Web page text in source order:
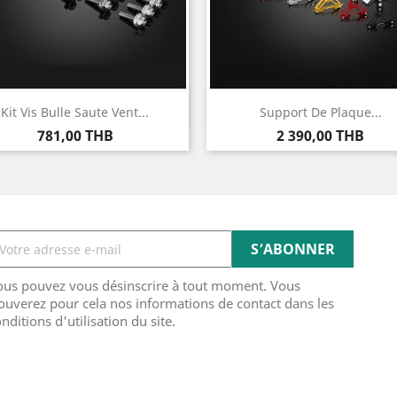
Kit Vis Bulle Saute Vent...
Prix
781,00 THB
 Aperçu rapide Support De Plaque...
Prix
2 390,00 THB
Aperçu rapide
pouvez vous désinscrire à tout moment. Vous
pour cela nos informations de contact dans les
d'utilisation du site.